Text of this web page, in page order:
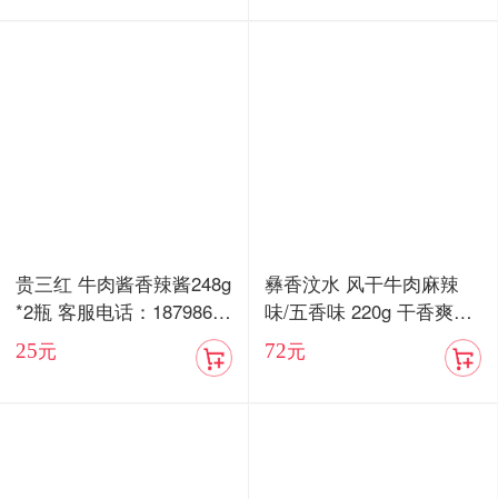
贵三红 牛肉酱香辣酱248g
*2瓶 客服电话：18798676
577
25元
彝香汶水 风干牛肉麻辣
味/五香味 220g 干香爽口
嚼劲十足
72元